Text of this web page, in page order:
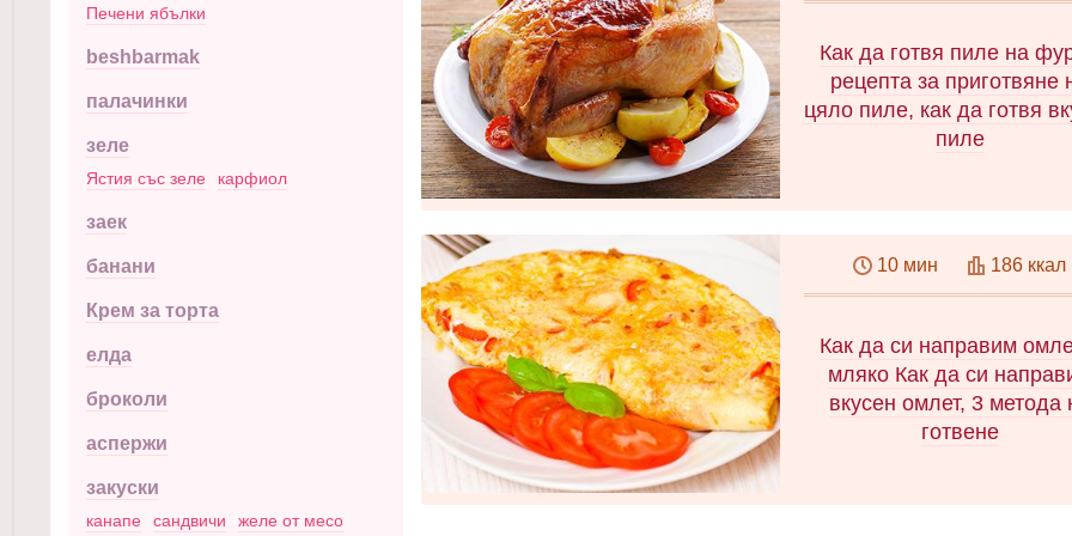
Печени ябълки
beshbarmak
палачинки
зеле
Ястия със зеле карфиол
заек
банани
Крем за торта
елда
броколи
аспержи
закуски
канапе сандвичи желе от месо
вода, така че вашите
изключително вкусни!
Как да готвя пиле на
рецепта за приготвяне
цяло пиле, как да готвя
пиле
великолепна златиста
Предлагаме 3 прости и
ястия с турски
лимоново-чеснов сос.
10 мин 186 ккал
Как да си направим
мляко Как да си
вкусен омлет, 3 метода
готвене